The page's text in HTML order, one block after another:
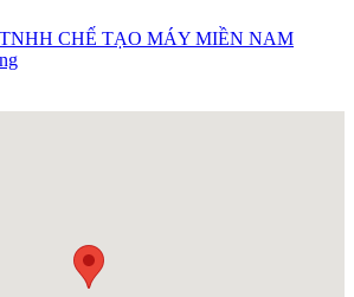
CHẾ TẠO MÁY MIỀN NAM